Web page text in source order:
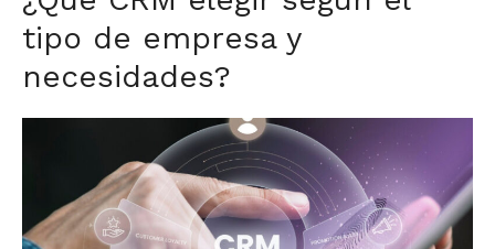
tipo de empresa y
necesidades?